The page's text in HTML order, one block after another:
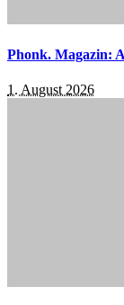
Phonk. Magazin:
1. August 2026